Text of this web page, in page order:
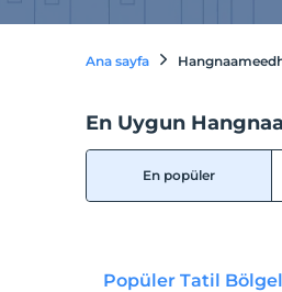
Ana sayfa
En Uygun
En popüler
Popüler Tatil